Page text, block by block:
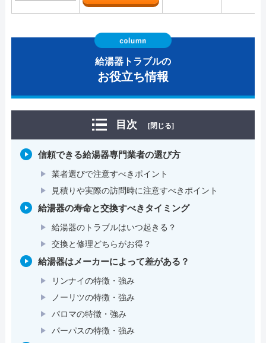
給湯器トラブルの
お役立ち情報
目次 [閉じる]
信頼できる給湯器専門業者の選び方
業者選びで注意すべきポイント
見積りや実際の訪問時に注意すべきポイント
給湯器の寿命と交換すべきタイミング
給湯器のトラブルはいつ起きる？
交換と修理どちらがお得？
給湯器はメーカーによって差がある？
リンナイの特徴・強み
ノーリツの特徴・強み
パロマの特徴・強み
パーパスの特徴・強み